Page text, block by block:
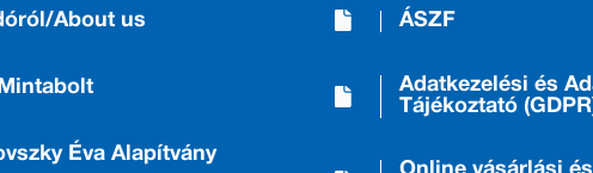
About us
Éva Alapítvány
ÁSZF
Adatkezelési és
Tájékoztató